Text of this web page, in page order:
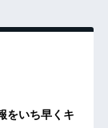
をいち早くキ